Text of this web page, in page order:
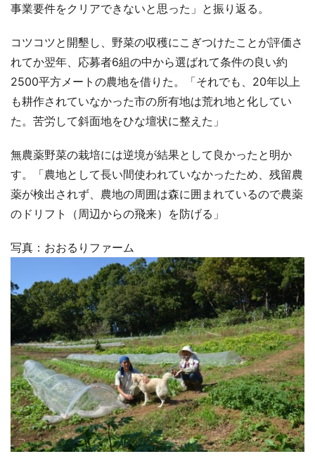
事業要件をクリアできないと思った」と振り返る。
コツコツと開墾し、野菜の収穫にこぎつけたことが評価さ
れてか翌年、応募者6組の中から選ばれて条件の良い約
2500平方メートの農地を借りた。「それでも、20年以上
も耕作されていなかった市の所有地は荒れ地と化してい
た。苦労して斜面地をひな壇状に整えた」
無農薬野菜の栽培には逆境が結果として良かったと明か
す。「農地として長い間使われていなかったため、残留農
薬が検出されず、農地の周囲は森に囲まれているので農薬
のドリフト（周辺からの飛来）を防げる」
写真：おおるりファーム